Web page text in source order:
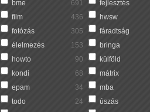
bme 691
fejlesztés
film 436
hwsw
fotózás 305
fáradtság
élelmezés 153
bringa
howto 90
külföld
kondi 68
mátrix
epam 34
mba
todo 24
úszás